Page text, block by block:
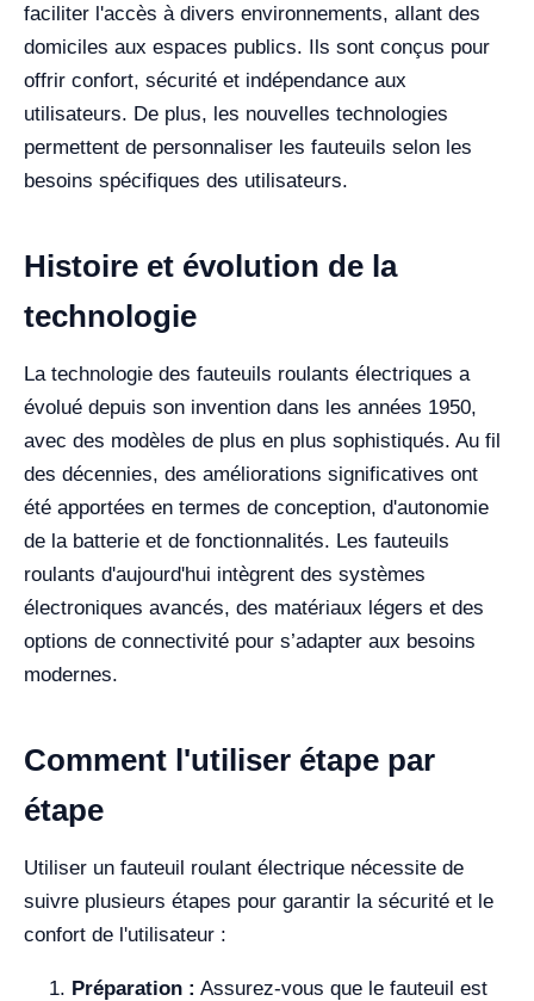
faciliter l'accès à divers environnements, allant des
domiciles aux espaces publics. Ils sont conçus pour
offrir confort, sécurité et indépendance aux
utilisateurs. De plus, les nouvelles technologies
permettent de personnaliser les fauteuils selon les
besoins spécifiques des utilisateurs.
Histoire et évolution de la
technologie
La technologie des fauteuils roulants électriques a
évolué depuis son invention dans les années 1950,
avec des modèles de plus en plus sophistiqués. Au fil
des décennies, des améliorations significatives ont
été apportées en termes de conception, d'autonomie
de la batterie et de fonctionnalités. Les fauteuils
roulants d'aujourd'hui intègrent des systèmes
électroniques avancés, des matériaux légers et des
options de connectivité pour s’adapter aux besoins
modernes.
Comment l'utiliser étape par
étape
Utiliser un fauteuil roulant électrique nécessite de
suivre plusieurs étapes pour garantir la sécurité et le
confort de l'utilisateur :
Préparation : Assurez-vous que le fauteuil est